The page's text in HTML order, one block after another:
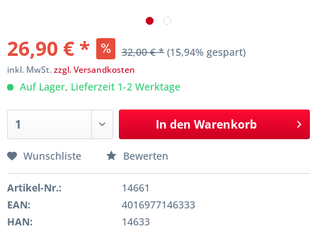
26,90 € * 32,00 € * (15,94% gespart)
inkl. MwSt.zzgl. Versandkosten
Auf Lager, Lieferzeit 1-2 Werktage
In den Warenkorb
Wunschliste Bewerten
Artikel-Nr.:
14661
EAN:
4016977146333
HAN:
14633